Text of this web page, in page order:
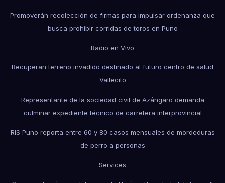
Promoverán recolección de firmas para impulsar ordenanza que
busca prohibir corridas de toros en Puno
Radio en Vivo
Recuperan terreno invadido destinado al futuro centro de salud
Vallecito
Representante de la sociedad civil de Azángaro demanda
culminar expediente técnico de carretera interprovincial
RIS Puno reporta entre 60 y 80 casos mensuales de mordeduras
de perro a personas
Services